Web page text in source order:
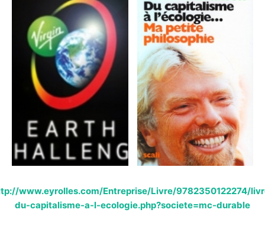
www.eyrolles.com/Entreprise/Livre/9782350122274/
du-capitalisme-a-l-ecologie.php?societe=mc-durable